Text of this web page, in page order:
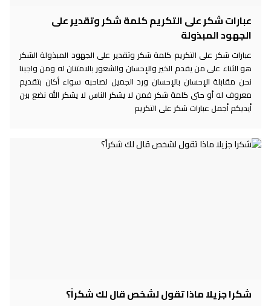
عبارات شكر على التكريم كلمة شكر وتقدير على
الجهود المبذولة
عبارات شكر على التكريم كلمة شكر وتقدير على الجهود المبذولة الشكر
هو الثناء على من يقدم الخير والإحسان والشعور بالامتنان له ومن واجبنا
نحن مقابلة الإحسان بالإحسان ورد الجميل لصاحبه سواء أكان بتقديم
معروف له أو حتى كلمة شكر فمن لا يشكر الناس لا يشكر الله نضع بين
أيديكم أجمل عبارات شكر على التكريم
شكرا جزيلا ماذا تقول لشخص قال لك شكراً؟